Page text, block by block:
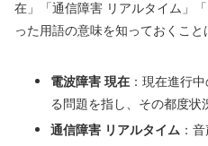
在」「通信障害 リアルタイム」
った用語の意味を知っておくこと
電波障害 現在 ：現在進行
る問題を指し、その都度状
通信障害 リアルタイム ：